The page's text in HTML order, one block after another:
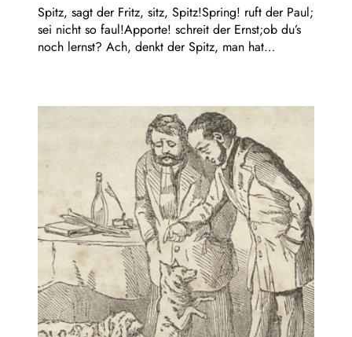
Spitz, sagt der Fritz, sitz, Spitz!Spring! ruft der Paul;
sei nicht so faul!Apporte! schreit der Ernst;ob du’s
noch lernst? Ach, denkt der Spitz, man hat…